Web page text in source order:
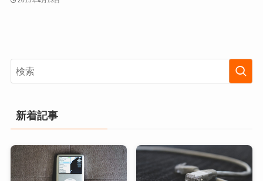
新着記事